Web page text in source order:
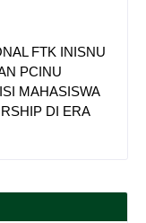
FTK INISNU
PCINU
MAHASISWA
DI ERA